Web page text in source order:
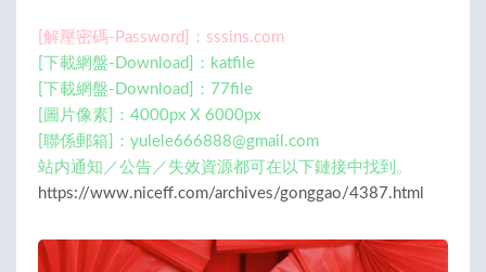
[解壓密碼-Password]：sssins.com
[下載網盤-Download]：katfile
[下載網盤-Download]：77file
[圖片像素]：4000px X 6000px
[聯係郵箱]： yulele666888@gmail.com
站内通知／公告／失效資源都可在以下鏈接中找到。
https://www.niceff.com/archives/gonggao/4387.html